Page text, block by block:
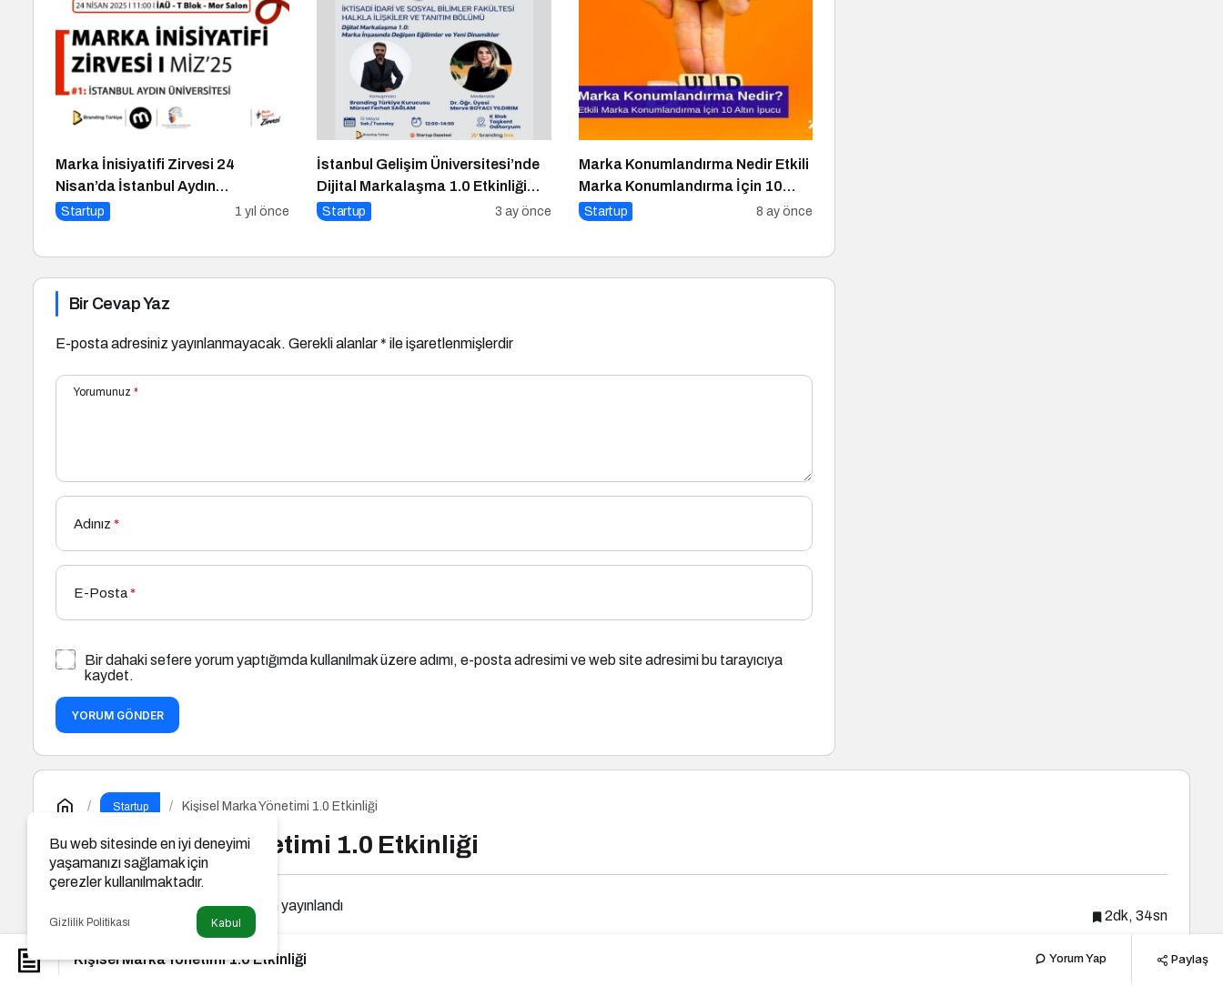
Marka İnisiyatifi Zirvesi 24
Nisan’da İstanbul Aydın
Üniversitesi’nde!
Startup 1 yıl önce
İstanbul Gelişim Üniversitesi’nde
Dijital Markalaşma 1.0 Etkinliği
Düzenlenecek
Startup 3 ay önce
Marka Konumlandırma Nedir Etkili
Marka Konumlandırma İçin 10
Altın İpucu
Startup 8 ay önce
Bir Cevap Yaz
E-posta adresiniz yayınlanmayacak. Gerekli alanlar* ile işaretlenmişlerdir
Yorumunuz *
Adınız *
E-Posta*
Bir dahaki sefere yorum yaptığımda kullanılmak üzere adımı, e-posta adresimi ve web site adresimi bu tarayıcıya
kaydet.
YORUM GÖNDER
Startup Kişisel Marka Yönetimi 1.0 Etkinliği
Kişisel Marka Yönetimi 1.0 Etkinliği
Newsnow Tubetarafından yayınlandı
2dk, 34sn
Kişisel Marka Yönetimi 1.0 Etkinliği Yorum Yap Paylaş
Bu web sitesinde en iyi deneyimi
yaşamanızı sağlamak için
çerezler kullanılmaktadır.
Gizlilik Politikası Kabul